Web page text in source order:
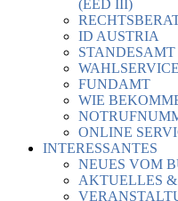
(EED III)
ID AUSTRIA
STANDESAMT
WAHLSERVICE
FUNDAMT
WIE
ONLINE
INTERESSANTES
NEUES VOM
AKTUELLES